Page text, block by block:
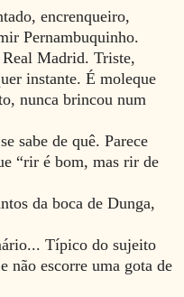
encrenqueiro,
Pernambuquinho.
Madrid. Triste,
instante. É moleque
nunca brincou num
sabe de quê. Parece
“rir é bom, mas rir de
da boca de Dunga,
Típico do sujeito
não escorre uma gota de